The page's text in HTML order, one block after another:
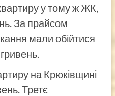
у тому ж ЖК,
За прайсом
мали обійтися
на Крюківщині
Третє